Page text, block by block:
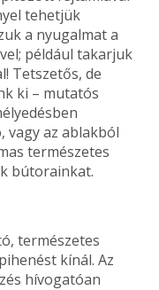
tehetjük
a nyugalmat a
például takarjuk
Tetszetős, de
ki – mutatós
vagy az ablakból
termé­szetes
bútorainkat.
természetes
kínál. Az
hívogatóan